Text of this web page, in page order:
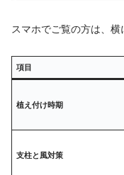
スマホでご覧の方は、横
項目
植え付け時期
支柱と風対策